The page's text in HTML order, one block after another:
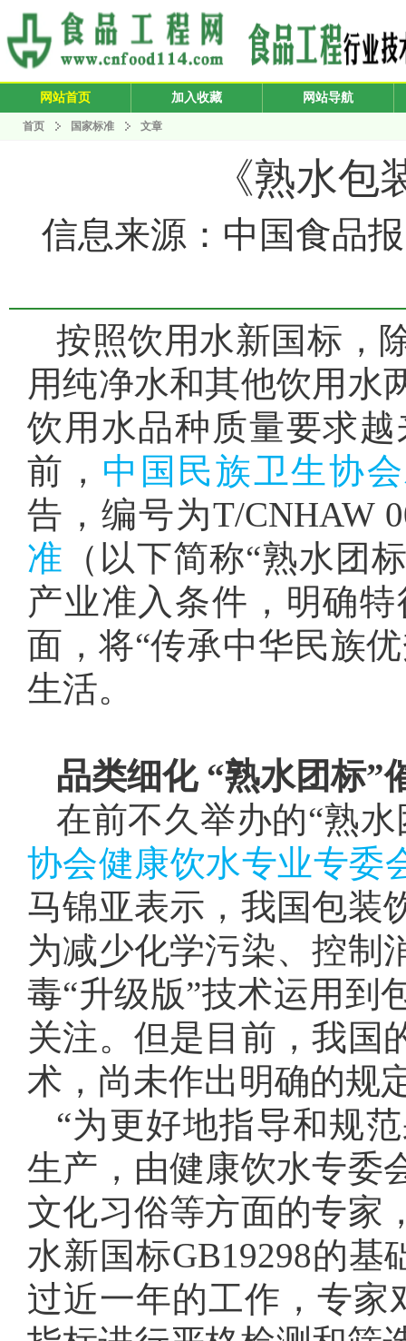
网站首页 加入收藏 网站导航
首页 国家标准 文章
《熟水
信息来源：中国食品
按照饮用水新国标，
用纯净水和其他饮用水
饮用水品种质量要求
前， 中国民族卫生协
告，编号为T/CNHAW
准 （以下简称“熟水团
产业准入条件，明确
面，将“传承中华民族
生活。
品类细化 “熟水团标”
在前不久举办的“熟
协会健康饮水专业专委
马锦亚表示，我国包装
为减少化学污染、控制
毒“升级版”技术运用到
关注。但是目前，我国
术，尚未作出明确的规
“为更好地指导和规
生产，由健康饮水专委
文化习俗等方面的专家
水新国标GB19298的基
过近一年的工作，专家